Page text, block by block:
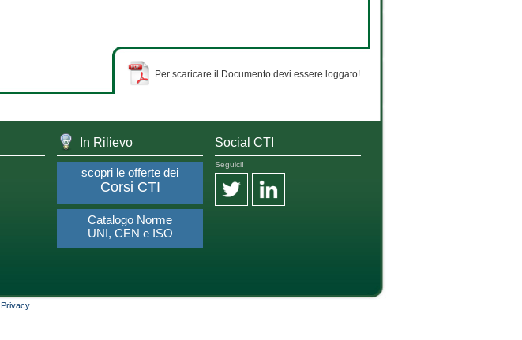
Per scaricare il Documento devi essere loggato!
In Rilievo
scopri le offerte dei
Corsi CTI
Catalogo Norme
UNI, CEN e ISO
Social CTI
Seguici!
Privacy